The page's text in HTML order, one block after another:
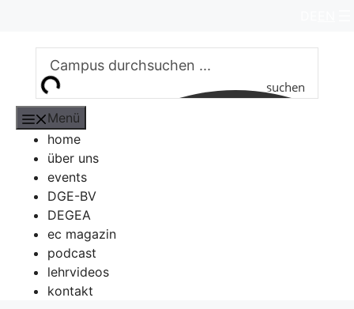
springen
suchen
Menü
home
über uns
events
DGE-BV
DEGEA
ec magazin
podcast
lehrvideos
kontakt